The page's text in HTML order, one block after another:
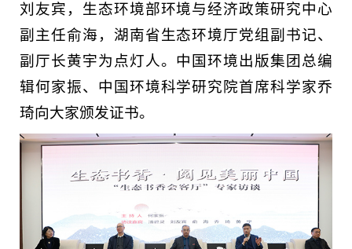
刘友宾，生态环境部环境与经济政策研究中心
副主任俞海，湖南省生态环境厅党组副书记、
副厅长黄宇为点灯人。中国环境出版集团总编
辑何家振、中国环境科学研究院首席科学家乔
琦向大家颁发证书。